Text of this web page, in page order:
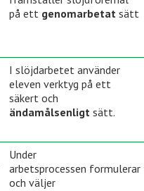
på ett genomarbetat sätt
I slöjdarbetet använder
eleven verktyg på ett
säkert och
ändamålsenligt sätt.
Under
arbetsprocessen formulerar
och väljer